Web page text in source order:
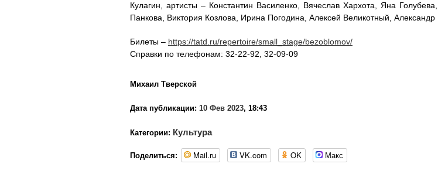
Кулагин, артисты – Константин Василенко, Вячеслав Хархота, Яна
Панкова, Виктория Козлова, Ирина Погодина, Алексей Великотный, Александр
Билеты – https://tatd.ru/repertoire/small_stage/bezoblomov/
Справки по телефонам: 32-22-92, 32-09-09
Михаил Тверской
Дата публикации: 10 Фев 2023, 18:43
Категории: Культура
Поделиться: Mail.ru VK.com OK Макс